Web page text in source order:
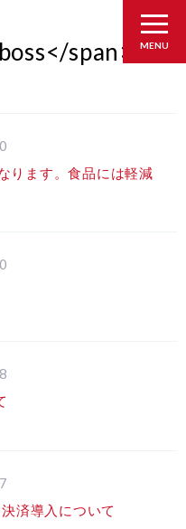
MENU
span>
ります。食品には軽減
済導入について